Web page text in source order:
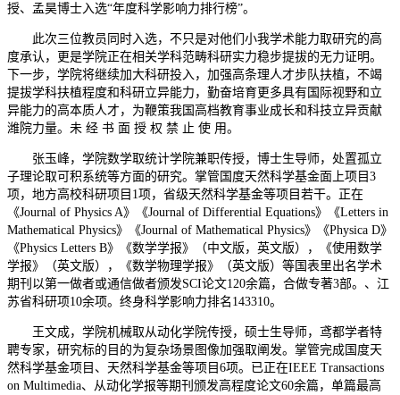
授、孟昊博士入选“年度科学影响力排行榜”。
此次三位教员同时入选，不只是对他们小我学术能力取研究的高
度承认，更是学院正在相关学科范畴科研实力稳步提拔的无力证明。
下一步，学院将继续加大科研投入，加强高条理人才步队扶植，不竭
提拔学科扶植程度和科研立异能力，勤奋培育更多具有国际视野和立
异能力的高本质人才，为鞭策我国高档教育事业成长和科技立异贡献
潍院力量。未 经 书 面 授 权 禁 止 使 用。
张玉峰，学院数学取统计学院兼职传授，博士生导师，处置孤立
子理论取可积系统等方面的研究。掌管国度天然科学基金面上项目3
项，地方高校科研项目1项，省级天然科学基金等项目若干。正在
《Journal of Physics A》《Journal of Differential Equations》《Letters in
Mathematical Physics》《Journal of Mathematical Physics》《Physica D》
《Physics Letters B》《数学学报》（中文版，英文版），《使用数学
学报》（英文版），《数学物理学报》（英文版）等国表里出名学术
期刊以第一做者或通信做者颁发SCI论文120余篇，合做专著3部。、江
苏省科研项10余项。终身科学影响力排名143310。
王文成，学院机械取从动化学院传授，硕士生导师，鸢都学者特
聘专家，研究标的目的为复杂场景图像加强取阐发。掌管完成国度天
然科学基金项目、天然科学基金等项目6项。已正在IEEE Transactions
on Multimedia、从动化学报等期刊颁发高程度论文60余篇，单篇最高